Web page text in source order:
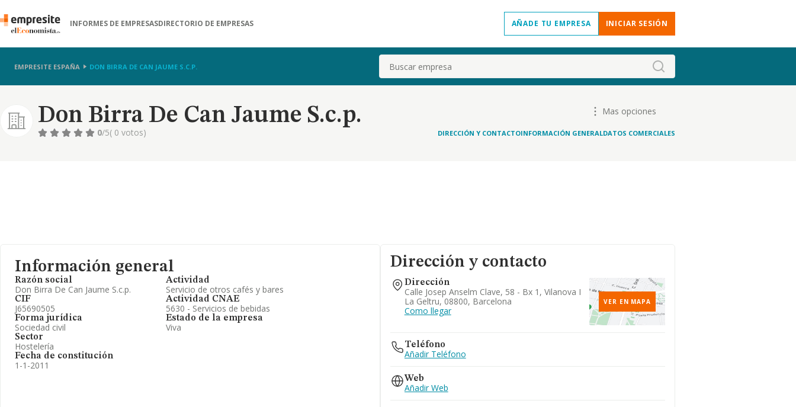
INFORMES DE EMPRESASDIRECTORIO DE EMPRESAS AÑADE TU EMPRESA INICIAR SESIÓN
EMPRESITE ESPAÑA DON BIRRA DE CAN JAUME S.C.P. Buscar
Don Birra De Can Jaume S.c.p.
Mas opciones
0/5( 0 votos) DIRECCIÓN Y CONTACTOINFORMACIÓN GENERALDATOS COMERCIALES
Información general
Razón social
Don Birra De Can Jaume S.c.p.
CIF
J65690505
Forma jurídica
Sociedad civil
Sector
Hostelería
Fecha de constitución
1-1-2011
Actividad
Servicio de otros cafés y bares
Actividad CNAE
5630 - Servicios de bebidas
Estado de la empresa
Viva
Dirección y contacto
Dirección
Calle Josep Anselm Clave, 58 - Bx 1, Vilanova I
La Geltru, 08800, Barcelona
Como llegar
VER EN MAPA
Teléfono
Añadir Teléfono
Web
Añadir Web